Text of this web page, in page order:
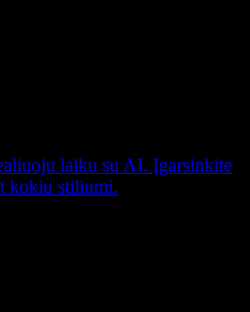
laiku su AI. Įgarsinkite
kokiu stiliumi.